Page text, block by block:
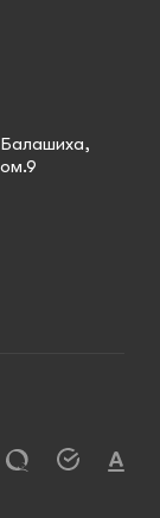
Балашиха,